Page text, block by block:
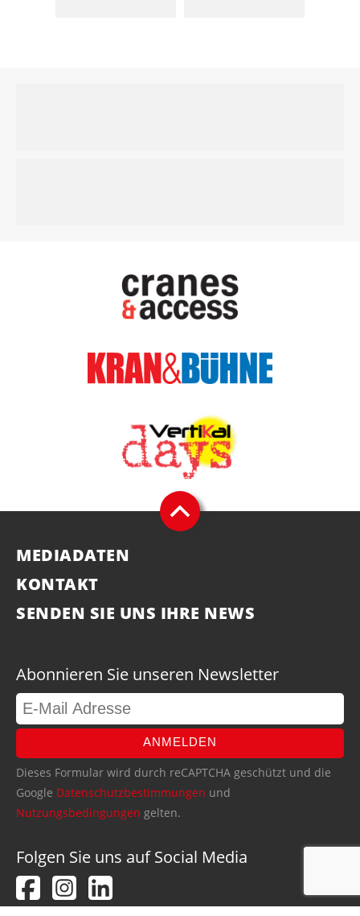
MEDIADATEN
KONTAKT
SENDEN SIE UNS IHRE NEWS
Abonnieren Sie unseren Newsletter
ANMELDEN
Dieses Formular wird durch reCAPTCHA geschützt und die
Google Datenschutzbestimmungen und
Nutzungsbedingungen gelten.
Folgen Sie uns auf Social Media